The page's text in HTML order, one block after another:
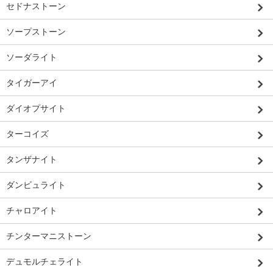
セドナストーン
ソープストーン
ソーダライト
タイガーアイ
ダイオプサイト
ターコイズ
タンザナイト
ダンビュライト
チャロアイト
チンターマニストーン
デュモルチェライト